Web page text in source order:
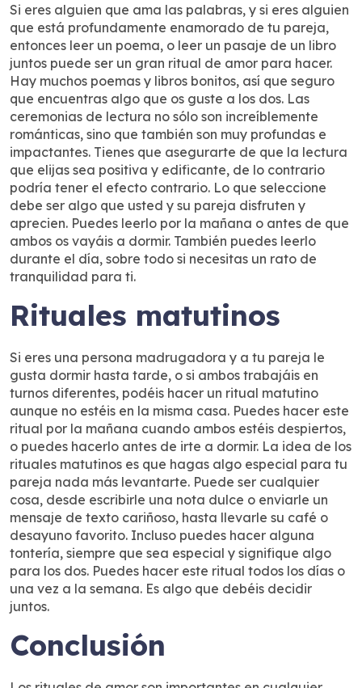
Si eres alguien que ama las palabras, y si eres alguien
que está profundamente enamorado de tu pareja,
entonces leer un poema, o leer un pasaje de un libro
juntos puede ser un gran ritual de amor para hacer.
Hay muchos poemas y libros bonitos, así que seguro
que encuentras algo que os guste a los dos. Las
ceremonias de lectura no sólo son increíblemente
románticas, sino que también son muy profundas e
impactantes. Tienes que asegurarte de que la lectura
que elijas sea positiva y edificante, de lo contrario
podría tener el efecto contrario. Lo que seleccione
debe ser algo que usted y su pareja disfruten y
aprecien. Puedes leerlo por la mañana o antes de que
ambos os vayáis a dormir. También puedes leerlo
durante el día, sobre todo si necesitas un rato de
tranquilidad para ti.
Rituales matutinos
Si eres una persona madrugadora y a tu pareja le
gusta dormir hasta tarde, o si ambos trabajáis en
turnos diferentes, podéis hacer un ritual matutino
aunque no estéis en la misma casa. Puedes hacer este
ritual por la mañana cuando ambos estéis despiertos,
o puedes hacerlo antes de irte a dormir. La idea de los
rituales matutinos es que hagas algo especial para tu
pareja nada más levantarte. Puede ser cualquier
cosa, desde escribirle una nota dulce o enviarle un
mensaje de texto cariñoso, hasta llevarle su café o
desayuno favorito. Incluso puedes hacer alguna
tontería, siempre que sea especial y signifique algo
para los dos. Puedes hacer este ritual todos los días o
una vez a la semana. Es algo que debéis decidir
juntos.
Conclusión